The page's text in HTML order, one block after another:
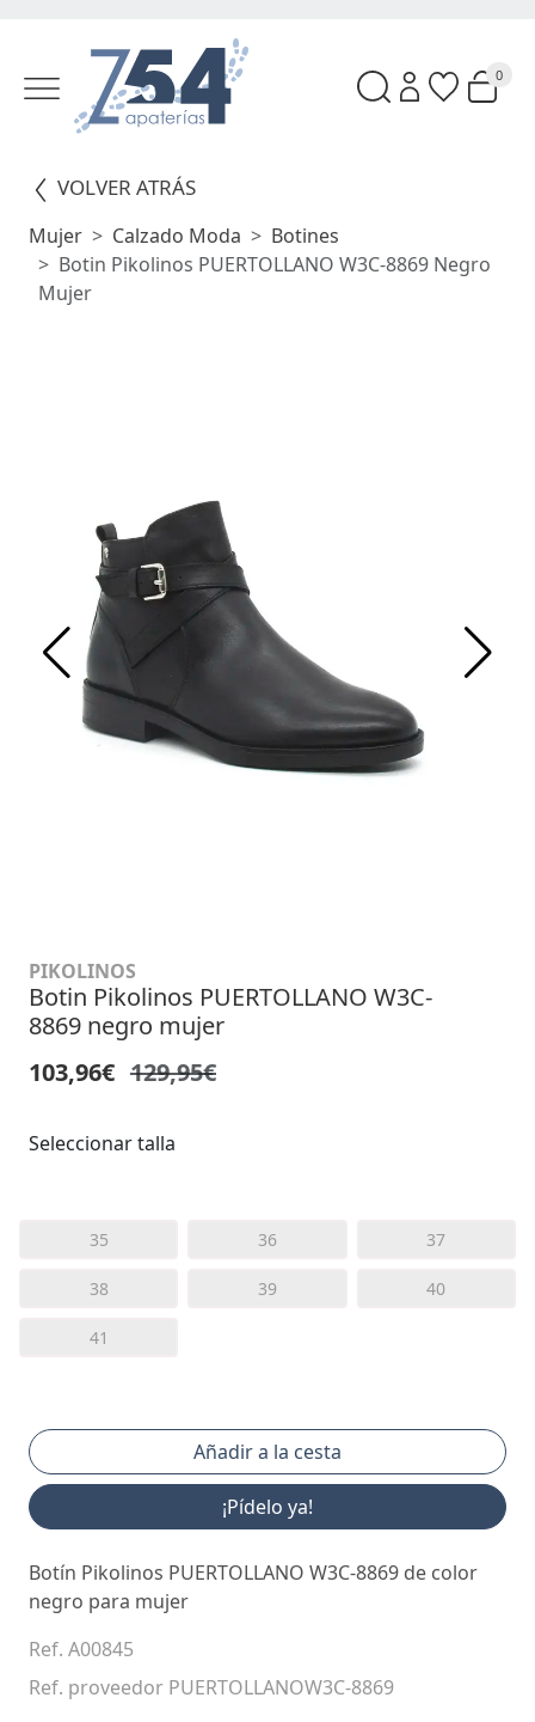
0
VOLVER ATRÁS
Mujer Calzado Moda
Botines
Botin Pikolinos PUERTOLLANO W3C-8869 Negro
Mujer
PIKOLINOS
Botin Pikolinos PUERTOLLANO W3C-
8869 negro mujer
103,96€ 129,95€
Seleccionar talla
35 36 37
38 39 40
41
¡Pídelo ya!
Botín Pikolinos PUERTOLLANO W3C-8869 de color
negro para mujer
Ref. A00845
Ref. proveedor PUERTOLLANOW3C-8869